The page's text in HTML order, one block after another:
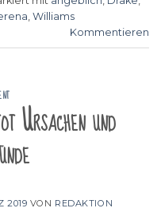
, Williams
Kommentieren
und
2019 VON REDAKTION